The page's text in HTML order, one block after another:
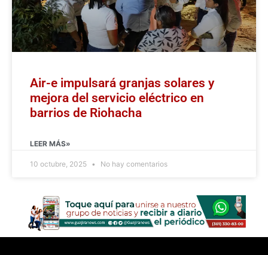
Air-e impulsará granjas solares y
mejora del servicio eléctrico en
barrios de Riohacha
LEER MÁS»
10 octubre, 2025 No hay comentarios